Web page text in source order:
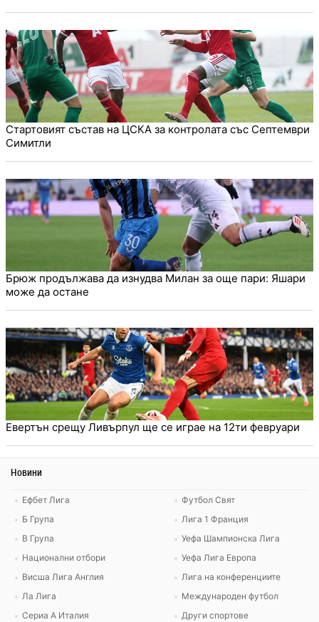
Стартовият състав на ЦСКА за контролата със Септември
Симитли
Брюж продължава да изнудва Милан за още пари: Яшари
може да остане
Евертън срещу Ливърпул ще се играе на 12ти февруари
Новини
Ефбет Лига
Б Група
В Група
Национални отбори
Висша Лига Англия
Ла Лига
Сериа А Италия
Футбол Свят
Лига 1 Франция
Уефа Шампионска Лига
Уефа Лига Европа
Лига на конференциите
Международен футбол
Други спортове